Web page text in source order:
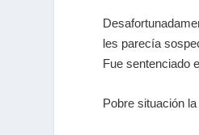
les parecía
Fue sentenciado
Pobre situación